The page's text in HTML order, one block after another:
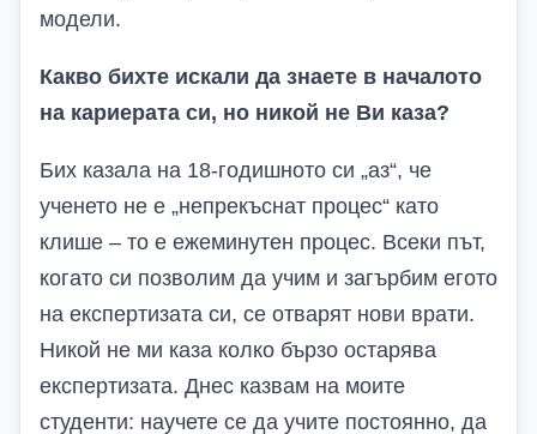
модели.
Какво бихте искали да знаете в началото
на кариерата си, но никой не Ви каза?
Бих казала на 18-годишното си „аз“, че
ученето не е „непрекъснат процес“ като
клише – то е ежеминутен процес. Всеки път,
когато си позволим да учим и загърбим егото
на експертизата си, се отварят нови врати.
Никой не ми каза колко бързо остарява
експертизата. Днес казвам на моите
студенти: научете се да учите постоянно, да